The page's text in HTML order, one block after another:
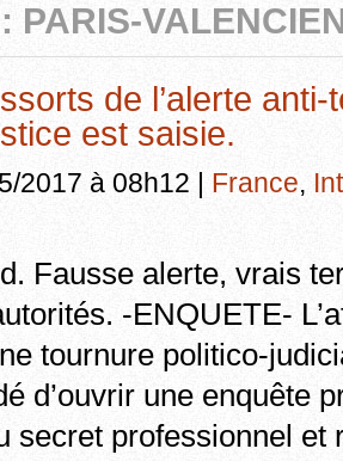
PARIS-
de l’alerte
est saisie.
2017 à 08h12 | France,
Fausse alerte, vrais
-ENQUETE-
tournure politico-
d’ouvrir une enquête
secret professionnel et